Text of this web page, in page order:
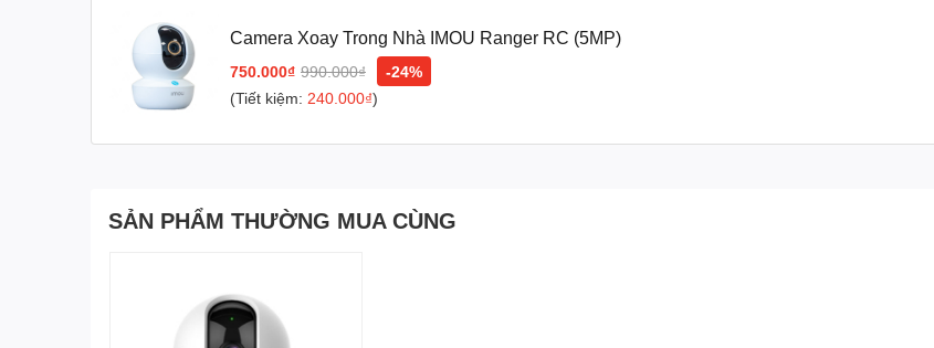
Camera Imou Ranger RC 5MP là lựa chọn hàng đầu cho gia đình với khả năng quay & quét 360°, cảnh báo thông
Camera Xoay Trong Nhà IMOU Ranger RC (5MP)
750.000₫ 990.000₫
-24%
(Tiết kiệm: 240.000₫)
SẢN PHẨM THƯỜNG MUA CÙNG